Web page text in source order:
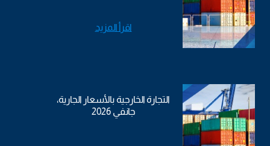
اقرأ المزيد
التجارة الخارجية بالأسعار الجارية،
جانفي 2026